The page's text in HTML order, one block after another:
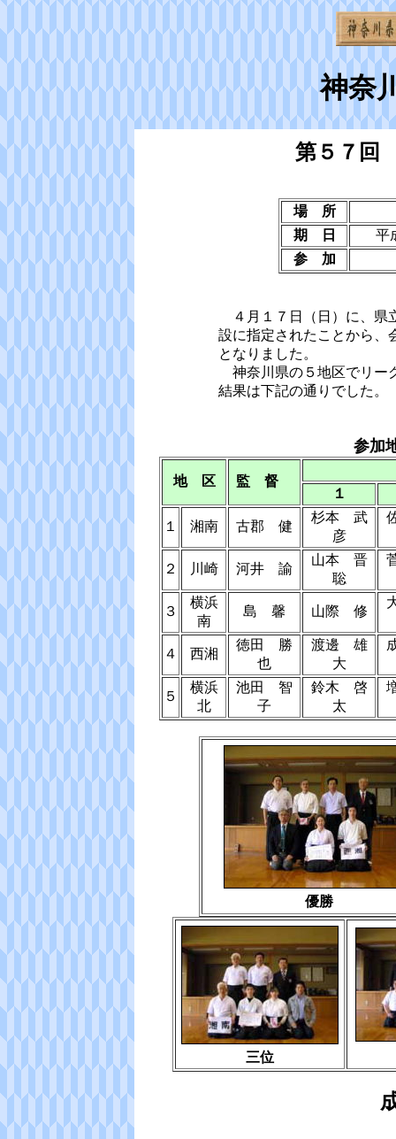
神奈
第５７回
場 所
期 日
平
参 加
４月１７日（日）に、県
設に指定されたことから、
となりました。
神奈川県の５地区でリー
結果は下記の通りでした。
参加
地 区
監 督
１
１ 湘南 古郡 健
杉本 武
彦
２ 川崎 河井 諭
山本 晋
聡
３
横浜
南
島 馨 山際 修
４ 西湘
徳田 勝
也
渡邊 雄
大
５
横浜
北
池田 智
子
鈴木 啓
太
優勝
三位